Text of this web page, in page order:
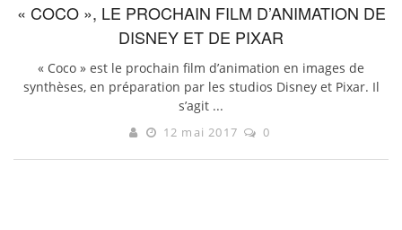
« COCO », LE PROCHAIN FILM D’ANIMATION DE
DISNEY ET DE PIXAR
« Coco » est le prochain film d’animation en images de
synthèses, en préparation par les studios Disney et Pixar. Il
s’agit ...
12 mai 2017 0